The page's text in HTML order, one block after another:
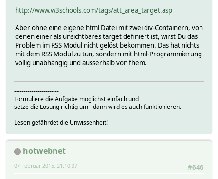
http://www.w3schools.com/tags/att_area_target.asp
Aber ohne eine eigene html Datei mit zwei div-Containern, von
denen einer als unsichtbares target definiert ist, wirst Du das
Problem im RSS Modul nicht gelöst bekommen. Das hat nichts
mit dem RSS Modul zu tun, sondern mit html-Programmierung
völlig unabhängig und ausserhalb von fhem.
-----------------------
Formuliere die Aufgabe möglichst einfach und
setze die Lösung richtig um - dann wird es auch funktionieren.
-----------------------
Lesen gefährdet die Unwissenheit!
hotwebnet
#646
07 Februar 2015, 21:10:37